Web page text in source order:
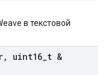
в текстовой
, uint16 t &